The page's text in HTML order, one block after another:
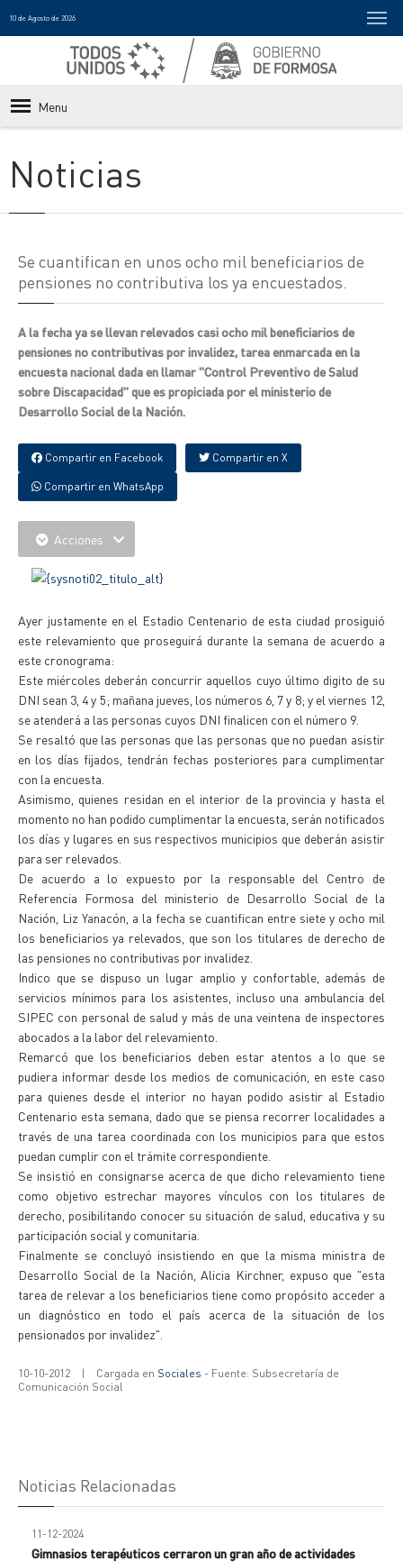
10 de Agosto de 2026
Menu
Noticias
Se cuantifican en unos ocho mil beneficiarios de
pensiones no contributiva los ya encuestados.
A la fecha ya se llevan relevados casi ocho mil beneficiarios de
pensiones no contributivas por invalidez, tarea enmarcada en la
encuesta nacional dada en llamar "Control Preventivo de Salud
sobre Discapacidad" que es propiciada por el ministerio de
Desarrollo Social de la Nación.
Compartir en Facebook Compartir en X
Compartir en WhatsApp
Acciones
Ayer justamente en el Estadio Centenario de esta ciudad prosiguió
este relevamiento que proseguirá durante la semana de acuerdo a
este cronograma:
Este miércoles deberán concurrir aquellos cuyo último digito de su
DNI sean 3, 4 y 5; mañana jueves, los números 6, 7 y 8; y el viernes 12,
se atenderá a las personas cuyos DNI finalicen con el número 9.
Se resaltó que las personas que las personas que no puedan asistir
en los días fijados, tendrán fechas posteriores para cumplimentar
con la encuesta.
Asimismo, quienes residan en el interior de la provincia y hasta el
momento no han podido cumplimentar la encuesta, serán notificados
los días y lugares en sus respectivos municipios que deberán asistir
para ser relevados.
De acuerdo a lo expuesto por la responsable del Centro de
Referencia Formosa del ministerio de Desarrollo Social de la
Nación, Liz Yanacón, a la fecha se cuantifican entre siete y ocho mil
los beneficiarios ya relevados, que son los titulares de derecho de
las pensiones no contributivas por invalidez.
Indico que se dispuso un lugar amplio y confortable, además de
servicios mínimos para los asistentes, incluso una ambulancia del
SIPEC con personal de salud y más de una veintena de inspectores
abocados a la labor del relevamiento.
Remarcó que los beneficiarios deben estar atentos a lo que se
pudiera informar desde los medios de comunicación, en este caso
para quienes desde el interior no hayan podido asistir al Estadio
Centenario esta semana, dado que se piensa recorrer localidades a
través de una tarea coordinada con los municipios para que estos
puedan cumplir con el trámite correspondiente.
Se insistió en consignarse acerca de que dicho relevamiento tiene
como objetivo estrechar mayores vínculos con los titulares de
derecho, posibilitando conocer su situación de salud, educativa y su
participación social y comunitaria.
Finalmente se concluyó insistiendo en que la misma ministra de
Desarrollo Social de la Nación, Alicia Kirchner, expuso que "esta
tarea de relevar a los beneficiarios tiene como propósito acceder a
un diagnóstico en todo el país acerca de la situación de los
pensionados por invalidez".
10-10-2012 | Cargada en Sociales - Fuente: Subsecretaría de
Comunicación Social
Noticias Relacionadas
11-12-2024
Gimnasios terapéuticos cerraron un gran año de actividades